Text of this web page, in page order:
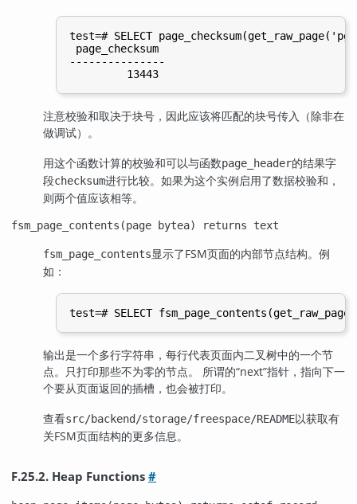
test=# SELECT
page_checksum
---------------
注意校验和取决于块号，因此应该将匹配的块号传入（除非在
做调试）。
用这个函数计算的校验和可以与函数page_header的结果字
段checksum进行比较。如果为这个实例启用了数据校验和，
则两个值应该相等。
fsm_page_contents(page bytea) returns text
fsm_page_contents显示了FSM页面的内部节点结构。例
如：
输出是一个多行字符串，每行代表页面内二叉树中的一个节
点。只打印那些不为零的节点。 所谓的“next”指针，指向下一
个要从页面返回的插槽，也会被打印。
查看src/backend/storage/freespace/README以获取有
关FSM页面结构的更多信息。
F.25.2. Heap Functions#